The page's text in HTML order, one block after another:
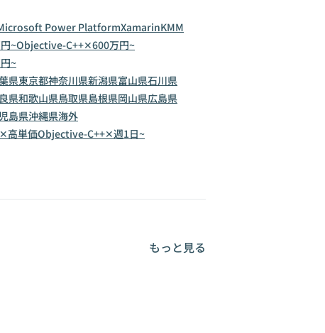
Power PlatformXamarinKMM
~Objective-C++✕600万円~
~
県東京都神奈川県新潟県富山県石川県
県和歌山県鳥取県島根県岡山県広島県
島県沖縄県海外
高単価Objective-C++✕週1日~
もっと見る